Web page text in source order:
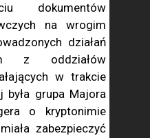
dokumentów
na wrogim
działań
z oddziałów
w trakcie
była grupa Majora
o kryptonimie
zabezpieczyć